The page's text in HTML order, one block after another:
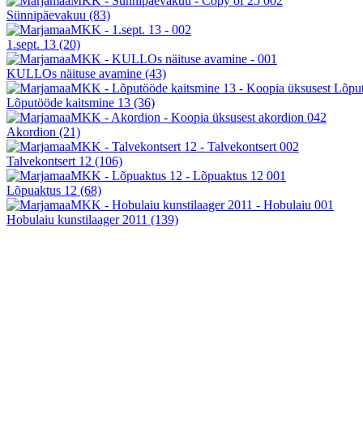
Sünnipäevakuu (83)
1.sept. 13 (20)
KULLOs näituse avamine (43)
Lõputööde kaitsmine 13 (36)
Akordion (21)
Talvekontsert 12 (106)
Lõpuaktus 12 (68)
Hobulaiu kunstilaager 2011 (139)